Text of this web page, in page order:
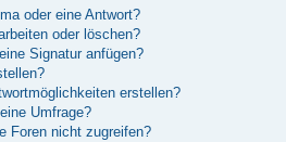
oder eine Antwort?
oder löschen?
Signatur anfügen?
erstellen?
Umfrage?
Foren nicht zugreifen?